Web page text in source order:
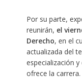
Por su parte,
reunirán, el
Derecho, en el
actualizada del
especialización
ofrece la carrera.